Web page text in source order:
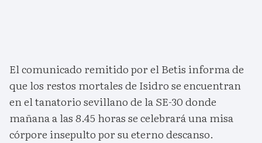
El comunicado remitido por el Betis informa de
que los restos mortales de Isidro se encuentran
en el tanatorio sevillano de la SE-30 donde
mañana a las 8.45 horas se celebrará una misa
córpore insepulto por su eterno descanso.